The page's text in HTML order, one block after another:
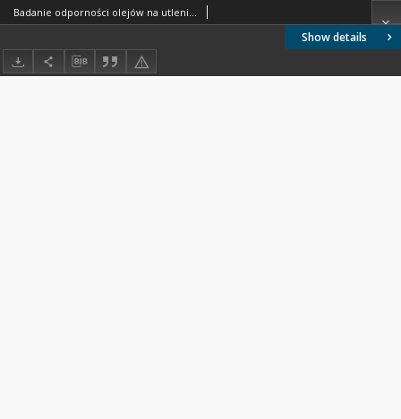
Show details
Badanie odporności olejów na utlenianie metodą WTI BN-65/0535-15